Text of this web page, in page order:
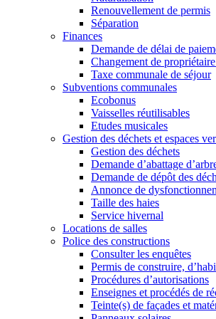
Renouvellement de permis
Séparation
Finances
Demande de délai de
Changement de
Taxe communale de séjour
Subventions communales
Ecobonus
Vaisselles réutilisables
Etudes musicales
Gestion des déchets et espaces
Gestion des déchets
Demande d’abattage
Demande de dépôt des
Annonce de
Taille des haies
Service hivernal
Locations de salles
Police des constructions
Consulter les enquêtes
Permis de construire,
Procédures d’autorisations
Enseignes et procédés de
Teinte(s) de façades et